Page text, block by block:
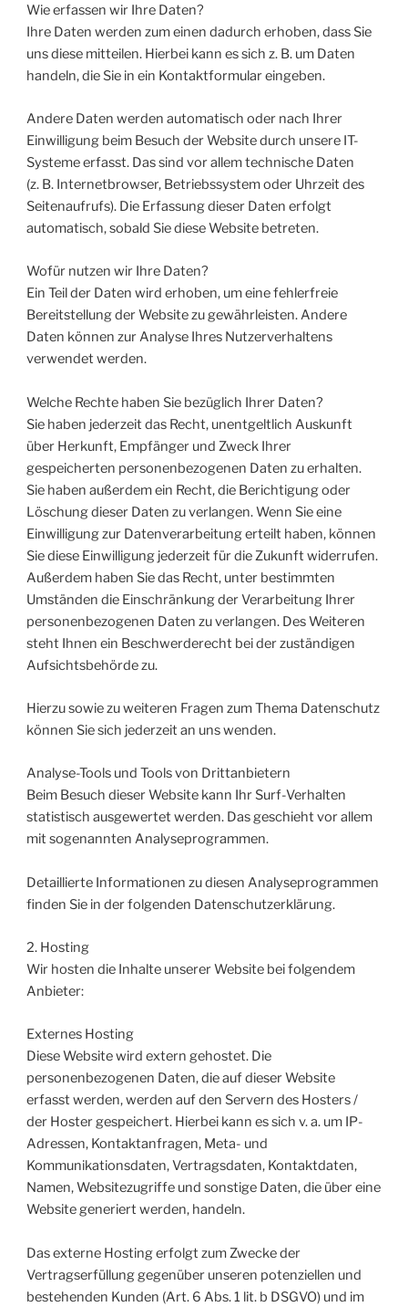
Wie erfassen wir Ihre Daten?
Ihre Daten werden zum einen dadurch erhoben, dass Sie
uns diese mitteilen. Hierbei kann es sich z. B. um Daten
handeln, die Sie in ein Kontaktformular eingeben.
Andere Daten werden automatisch oder nach Ihrer
Einwilligung beim Besuch der Website durch unsere IT-
Systeme erfasst. Das sind vor allem technische Daten
(z. B. Internetbrowser, Betriebssystem oder Uhrzeit des
Seitenaufrufs). Die Erfassung dieser Daten erfolgt
automatisch, sobald Sie diese Website betreten.
Wofür nutzen wir Ihre Daten?
Ein Teil der Daten wird erhoben, um eine fehlerfreie
Bereitstellung der Website zu gewährleisten. Andere
Daten können zur Analyse Ihres Nutzerverhaltens
verwendet werden.
Welche Rechte haben Sie bezüglich Ihrer Daten?
Sie haben jederzeit das Recht, unentgeltlich Auskunft
über Herkunft, Empfänger und Zweck Ihrer
gespeicherten personenbezogenen Daten zu erhalten.
Sie haben außerdem ein Recht, die Berichtigung oder
Löschung dieser Daten zu verlangen. Wenn Sie eine
Einwilligung zur Datenverarbeitung erteilt haben, können
Sie diese Einwilligung jederzeit für die Zukunft widerrufen.
Außerdem haben Sie das Recht, unter bestimmten
Umständen die Einschränkung der Verarbeitung Ihrer
personenbezogenen Daten zu verlangen. Des Weiteren
steht Ihnen ein Beschwerderecht bei der zuständigen
Aufsichtsbehörde zu.
Hierzu sowie zu weiteren Fragen zum Thema Datenschutz
können Sie sich jederzeit an uns wenden.
Analyse-Tools und Tools von Dritt­anbietern
Beim Besuch dieser Website kann Ihr Surf-Verhalten
statistisch ausgewertet werden. Das geschieht vor allem
mit sogenannten Analyseprogrammen.
Detaillierte Informationen zu diesen Analyseprogrammen
finden Sie in der folgenden Datenschutzerklärung.
2. Hosting
Wir hosten die Inhalte unserer Website bei folgendem
Anbieter:
Externes Hosting
Diese Website wird extern gehostet. Die
personenbezogenen Daten, die auf dieser Website
erfasst werden, werden auf den Servern des Hosters /
der Hoster gespeichert. Hierbei kann es sich v. a. um IP-
Adressen, Kontaktanfragen, Meta- und
Kommunikationsdaten, Vertragsdaten, Kontaktdaten,
Namen, Websitezugriffe und sonstige Daten, die über eine
Website generiert werden, handeln.
Das externe Hosting erfolgt zum Zwecke der
Vertragserfüllung gegenüber unseren potenziellen und
bestehenden Kunden (Art. 6 Abs. 1 lit. b DSGVO) und im